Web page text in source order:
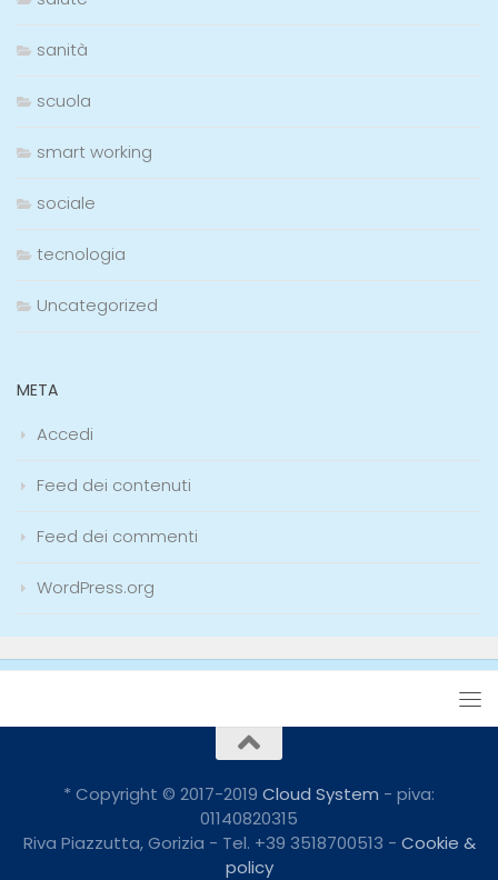
sanità
scuola
smart working
sociale
tecnologia
Uncategorized
META
Accedi
Feed dei contenuti
Feed dei commenti
WordPress.org
* Copyright © 2017-2019 Cloud System - piva:
01140820315
Riva Piazzutta, Gorizia - Tel. +39 3518700513 - Cookie &
policy